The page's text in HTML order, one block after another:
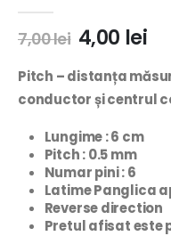
7,00lei 4,00 lei
Pitch –distanța
conductor și centrul
Lungime : 6 cm
Pitch : 0.5 mm
Numar pini : 6
Latime Panglica
Reverse direction
Pretul afisat este